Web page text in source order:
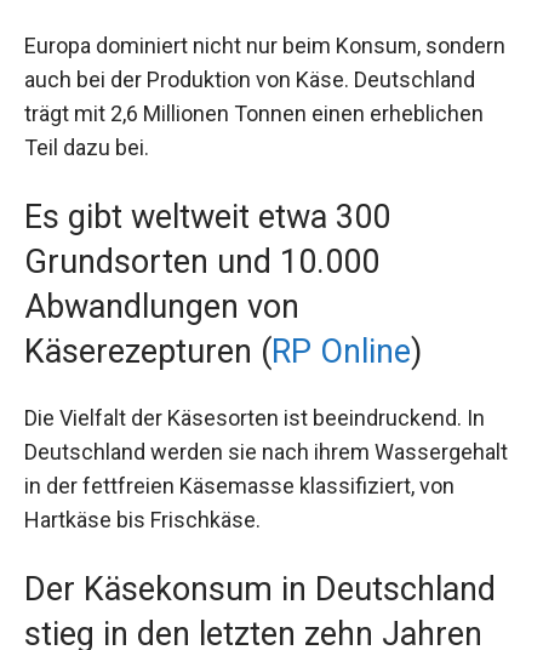
Europa dominiert nicht nur beim Konsum, sondern
auch bei der Produktion von Käse. Deutschland
trägt mit 2,6 Millionen Tonnen einen erheblichen
Teil dazu bei.
Es gibt weltweit etwa 300
Grundsorten und 10.000
Abwandlungen von
Käserezepturen (RP Online)
Die Vielfalt der Käsesorten ist beeindruckend. In
Deutschland werden sie nach ihrem Wassergehalt
in der fettfreien Käsemasse klassifiziert, von
Hartkäse bis Frischkäse.
Der Käsekonsum in Deutschland
stieg in den letzten zehn Jahren